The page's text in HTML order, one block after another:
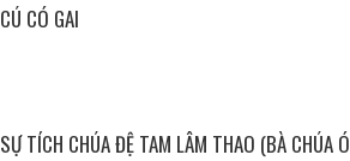
CÚ CÓ GAI
SỰ TÍCH CHÚA ĐỆ TAM LÂM THAO (BÀ CHÚA